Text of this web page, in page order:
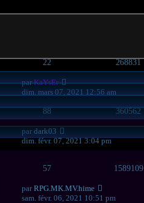
22 268831
parKaYsEr
dim. mars 07, 2021 12:56 am
88 360562
pardark03
dim. févr. 07, 2021 3:04 pm
57 1589109
parRPG.MK.MV.hime
sam. févr. 06, 2021 10:51 pm